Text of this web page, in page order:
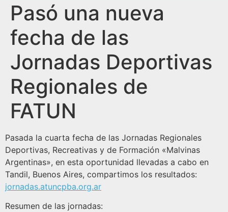
Pasó una nueva
fecha de las
Jornadas Deportivas
Regionales de
FATUN
Pasada la cuarta fecha de las Jornadas Regionales
Deportivas, Recreativas y de Formación «Malvinas
Argentinas», en esta oportunidad llevadas a cabo en
Tandil, Buenos Aires, compartimos los resultados:
jornadas.atuncpba.org.ar
Resumen de las jornadas: